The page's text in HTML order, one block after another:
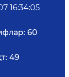
16:34:05
60
49